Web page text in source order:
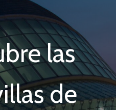
las
de